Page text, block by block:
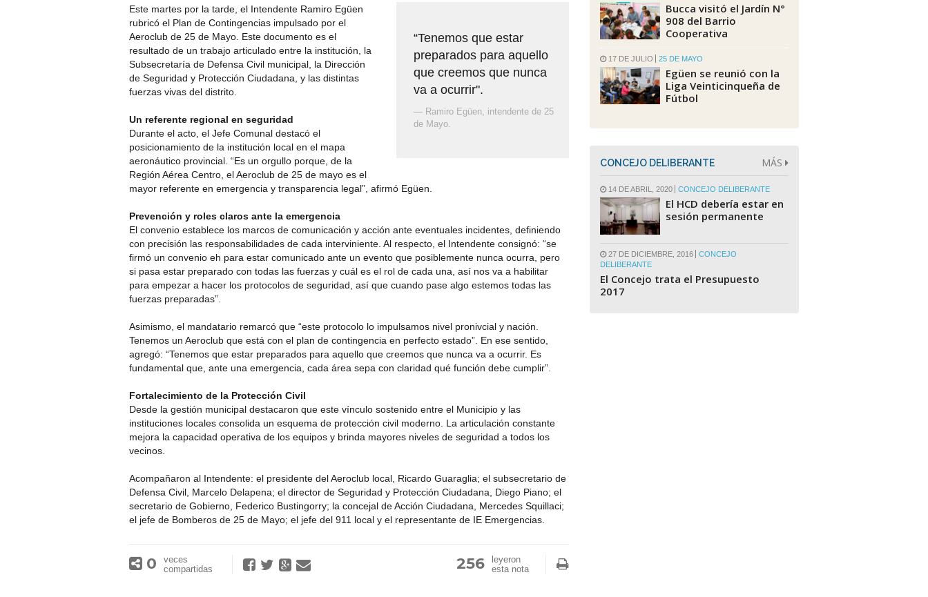
“Tenemos que estar
preparados para aquello
que creemos que nunca
va a ocurrir".
— Ramiro Egüen, intendente de 25
de Mayo.
Este martes por la tarde, el Intendente Ramiro Egüen
rubricó el Plan de Contingencias impulsado por el
Aeroclub de 25 de Mayo. Este documento es el
resultado de un trabajo articulado entre la institución, la
Subsecretaría de Defensa Civil municipal, la Dirección
de Seguridad y Protección Ciudadana, y las distintas
fuerzas vivas del distrito.
Un referente regional en seguridad
Durante el acto, el Jefe Comunal destacó el
posicionamiento de la institución local en el mapa
aeronáutico provincial. “Es un orgullo porque, de la
Región Aérea Centro, el Aeroclub de 25 de mayo es el
mayor referente en emergencia y transparencia legal”, afirmó Egüen.
Prevención y roles claros ante la emergencia
El convenio establece los marcos de comunicación y acción ante eventuales incidentes, definiendo
con precisión las responsabilidades de cada interviniente. Al respecto, el Intendente consignó: “se
firmó un convenio eh para estar comunicado ante un evento que posiblemente nunca ocurra, pero
si pasa estar preparado con todas las fuerzas y cuál es el rol de cada una, así nos va a habilitar
para empezar a hacer los protocolos de seguridad, así que cuando pase algo estemos todas las
fuerzas preparadas”.
Asimismo, el mandatario remarcó que “este protocolo lo impulsamos nivel pronivcial y nación.
Tenemos un Aeroclub que está con el plan de contingencia en perfecto estado”. En ese sentido,
agregó: “Tenemos que estar preparados para aquello que creemos que nunca va a ocurrir. Es
fundamental que, ante una emergencia, cada área sepa con claridad qué función debe cumplir”.
Fortalecimiento de la Protección Civil
Desde la gestión municipal destacaron que este vínculo sostenido entre el Municipio y las
instituciones locales consolida un esquema de protección civil moderno. La articulación constante
mejora la capacidad operativa de los equipos y brinda mayores niveles de seguridad a todos los
vecinos.
Acompañaron al Intendente: el presidente del Aeroclub local, Ricardo Guaraglia; el subsecretario de
Defensa Civil, Marcelo Delapena; el director de Seguridad y Protección Ciudadana, Diego Piano; el
secretario de Gobierno, Federico Bustingorry; la concejal de Acción Ciudadana, Mercedes Squillaci;
el jefe de Bomberos de 25 de Mayo; el jefe del 911 local y el representante de IE Emergencias.
0
veces
compartidas
256
leyeron
esta nota
Bucca visitó el Jardín N°
908 del Barrio
Cooperativa
17 DE JULIO 25 DE MAYO
Egüen se reunió con la
Liga Veinticinqueña de
Fútbol
CONCEJO DELIBERANTE MÁS
14 DE ABRIL, 2020 CONCEJO DELIBERANTE
El HCD debería estar en
sesión permanente
27 DE DICIEMBRE, 2016
CONCEJO
DELIBERANTE
El Concejo trata el Presupuesto
2017